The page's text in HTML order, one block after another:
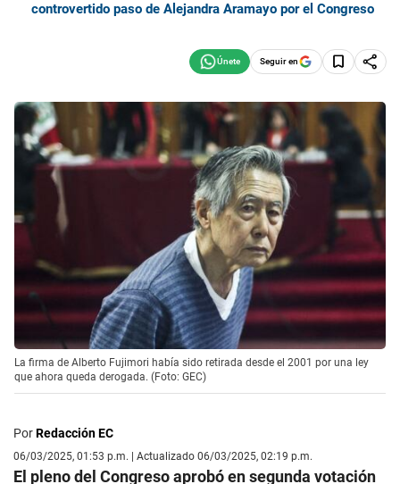
controvertido paso de Alejandra Aramayo por el Congreso
Seguir en
La firma de Alberto Fujimori había sido retirada desde el 2001 por una ley
que ahora queda derogada. (Foto: GEC)
PorRedacción EC
06/03/2025, 01:53 p.m. | Actualizado 06/03/2025, 02:19 p.m.
El pleno del Congreso aprobó en segunda votación